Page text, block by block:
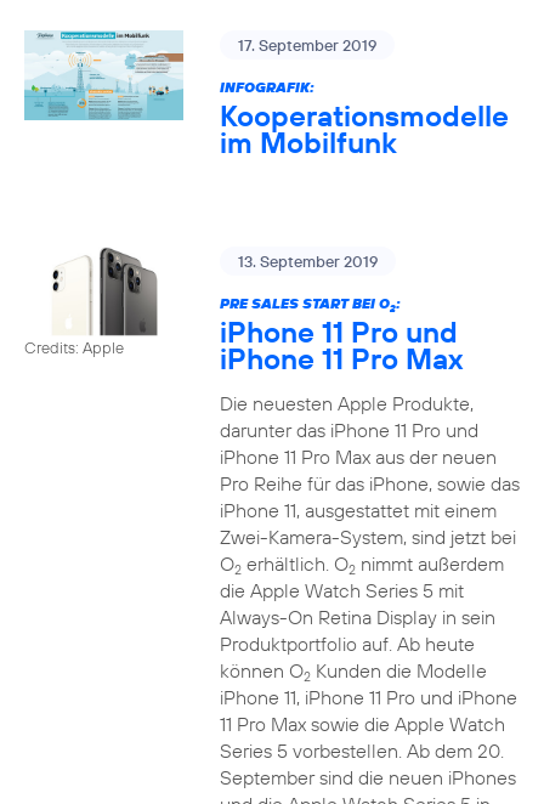
17. September 2019
INFOGRAFIK:
Kooperationsmodelle
im Mobilfunk
Credits: Apple
13. September 2019
PRE SALES START BEI O2:
iPhone 11 Pro und
iPhone 11 Pro Max
Die neuesten Apple Produkte,
darunter das iPhone 11 Pro und
iPhone 11 Pro Max aus der neuen
Pro Reihe für das iPhone, sowie das
iPhone 11, ausgestattet mit einem
Zwei-Kamera-System, sind jetzt bei
O2erhältlich. O2nimmt außerdem
die Apple Watch Series 5 mit
Always-On Retina Display in sein
Produktportfolio auf. Ab heute
können O2Kunden die Modelle
iPhone 11, iPhone 11 Pro und iPhone
11 Pro Max sowie die Apple Watch
Series 5 vorbestellen. Ab dem 20.
September sind die neuen iPhones